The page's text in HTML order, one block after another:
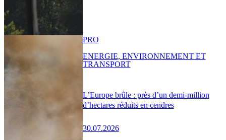
L’Europe brûle : près d’un demi-million
d’hectares réduits en cendres
30.07.2026
PRO
ENERGIE, ENVIRONNEMENT ET
TRANSPORT